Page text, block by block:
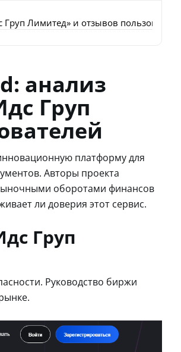
Лимитед» и отзывов пользователей
анализ
Груп
платформу для
Авторы проекта
оборотами финансов
ли доверия этот сервис.
Груп
Руководство биржи